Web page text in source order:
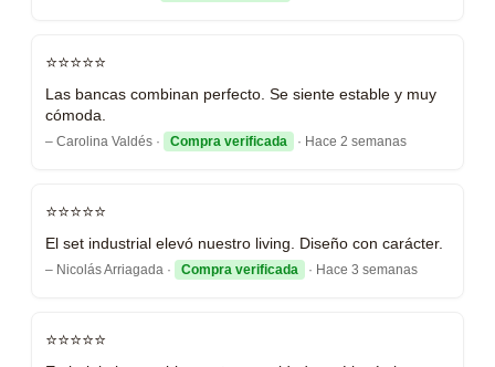
⭐⭐⭐⭐⭐
Las bancas combinan perfecto. Se siente estable y muy
cómoda.
– Carolina Valdés · Compra verificada · Hace 2 semanas
⭐⭐⭐⭐⭐
El set industrial elevó nuestro living. Diseño con carácter.
– Nicolás Arriagada · Compra verificada · Hace 3 semanas
⭐⭐⭐⭐⭐